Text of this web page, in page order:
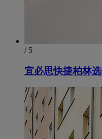
/ 5
宜必思快捷柏林